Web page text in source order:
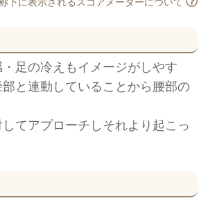
足の冷えもイメージがしやす
と連動していることから腰部の
てアプローチしそれより起こっ